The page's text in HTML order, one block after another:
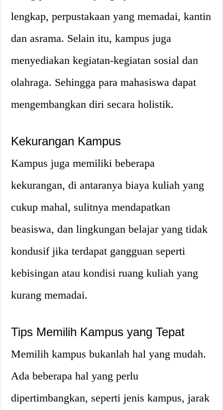
lengkap, perpustakaan yang memadai, kantin
dan asrama. Selain itu, kampus juga
menyediakan kegiatan-kegiatan sosial dan
olahraga. Sehingga para mahasiswa dapat
mengembangkan diri secara holistik.
Kekurangan Kampus
Kampus juga memiliki beberapa
kekurangan, di antaranya biaya kuliah yang
cukup mahal, sulitnya mendapatkan
beasiswa, dan lingkungan belajar yang tidak
kondusif jika terdapat gangguan seperti
kebisingan atau kondisi ruang kuliah yang
kurang memadai.
Tips Memilih Kampus yang Tepat
Memilih kampus bukanlah hal yang mudah.
Ada beberapa hal yang perlu
dipertimbangkan, seperti jenis kampus, jarak